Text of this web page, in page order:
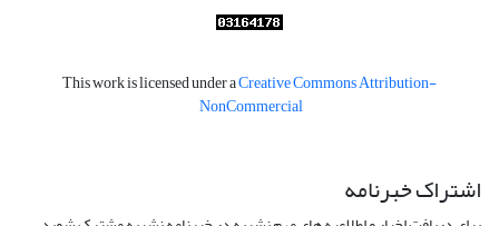
This work is licensed under aCreative Commons Attribution-
NonCommercial
اشتراک خبرنامه